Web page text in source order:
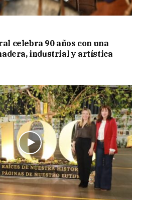
celebra 90 años con una
industrial y artística